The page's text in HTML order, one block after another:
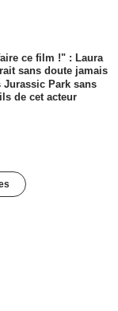
ce film !" : Laura
sans doute jamais
Jurassic Park sans
de cet acteur